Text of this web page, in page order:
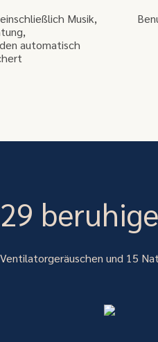
Musik,
automatisch
und 15